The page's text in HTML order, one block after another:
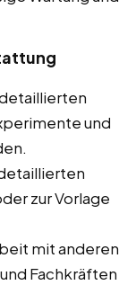
und
zur Vorlage
mit anderen
Fachkräften